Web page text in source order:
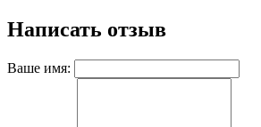
Написать отзыв
Ваше имя: